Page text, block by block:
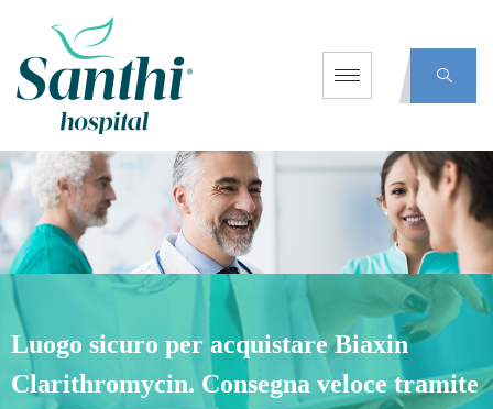
Luogo sicuro per acquistare Biaxin
Clarithromycin. Consegna veloce tramite